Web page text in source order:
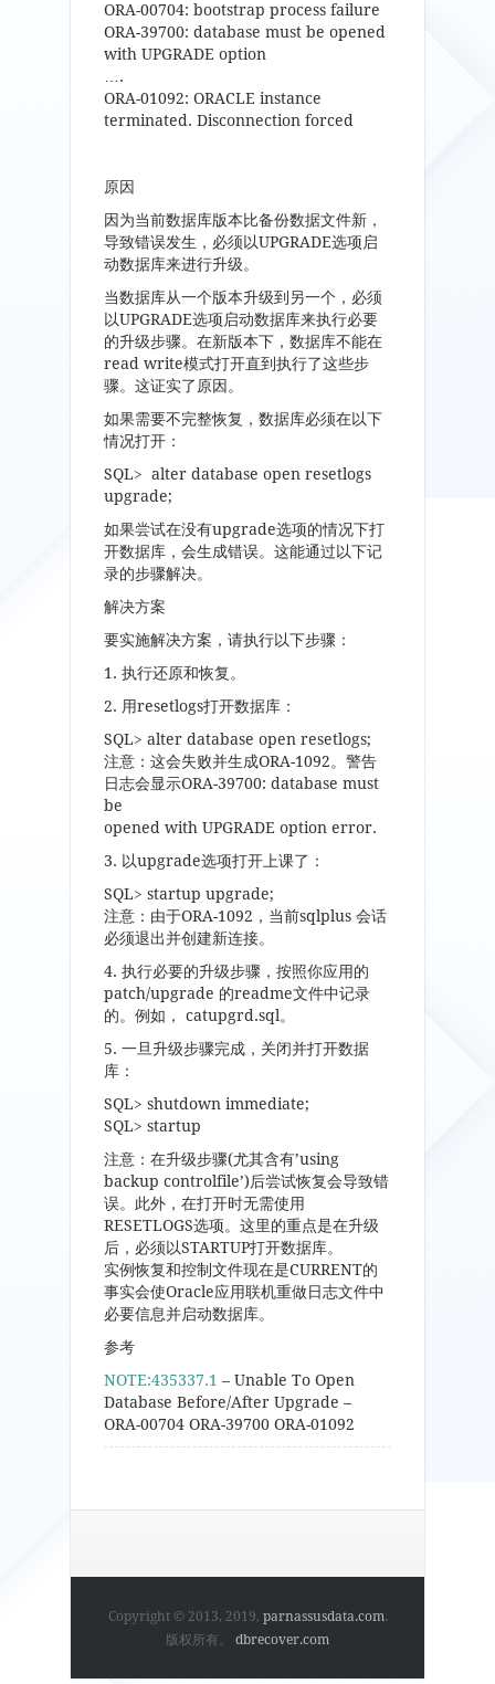
ORA-00704: bootstrap process failure
ORA-39700: database must be opened
with UPGRADE option
….
ORA-01092: ORACLE instance
terminated. Disconnection forced
原因
因为当前数据库版本比备份数据文件新，
导致错误发生，必须以UPGRADE选项启
动数据库来进行升级。
当数据库从一个版本升级到另一个，必须
以UPGRADE选项启动数据库来执行必要
的升级步骤。在新版本下，数据库不能在
read write模式打开直到执行了这些步
骤。这证实了原因。
如果需要不完整恢复，数据库必须在以下
情况打开：
SQL> alter database open resetlogs
upgrade;
如果尝试在没有upgrade选项的情况下打
开数据库，会生成错误。这能通过以下记
录的步骤解决。
解决方案
要实施解决方案，请执行以下步骤：
1. 执行还原和恢复。
2. 用resetlogs打开数据库：
SQL> alter database open resetlogs;
注意：这会失败并生成ORA-1092。警告
日志会显示ORA-39700: database must
be
opened with UPGRADE option error.
3. 以upgrade选项打开上课了：
SQL> startup upgrade;
注意：由于ORA-1092，当前sqlplus 会话
必须退出并创建新连接。
4. 执行必要的升级步骤，按照你应用的
patch/upgrade 的readme文件中记录
的。例如， catupgrd.sql。
5. 一旦升级步骤完成，关闭并打开数据
库：
SQL> shutdown immediate;
SQL> startup
注意：在升级步骤(尤其含有’using
backup controlfile’)后尝试恢复会导致错
误。此外，在打开时无需使用
RESETLOGS选项。这里的重点是在升级
后，必须以STARTUP打开数据库。
实例恢复和控制文件现在是CURRENT的
事实会使Oracle应用联机重做日志文件中
必要信息并启动数据库。
参考
NOTE:435337.1 – Unable To Open
Database Before/After Upgrade –
ORA-00704 ORA-39700 ORA-01092
Copyright © 2013, 2019, parnassusdata.com.
版权所有。 dbrecover.com